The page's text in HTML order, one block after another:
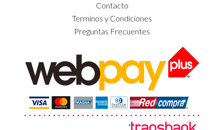
Contacto
Terminos y Condiciones
Preguntas Frecuentes